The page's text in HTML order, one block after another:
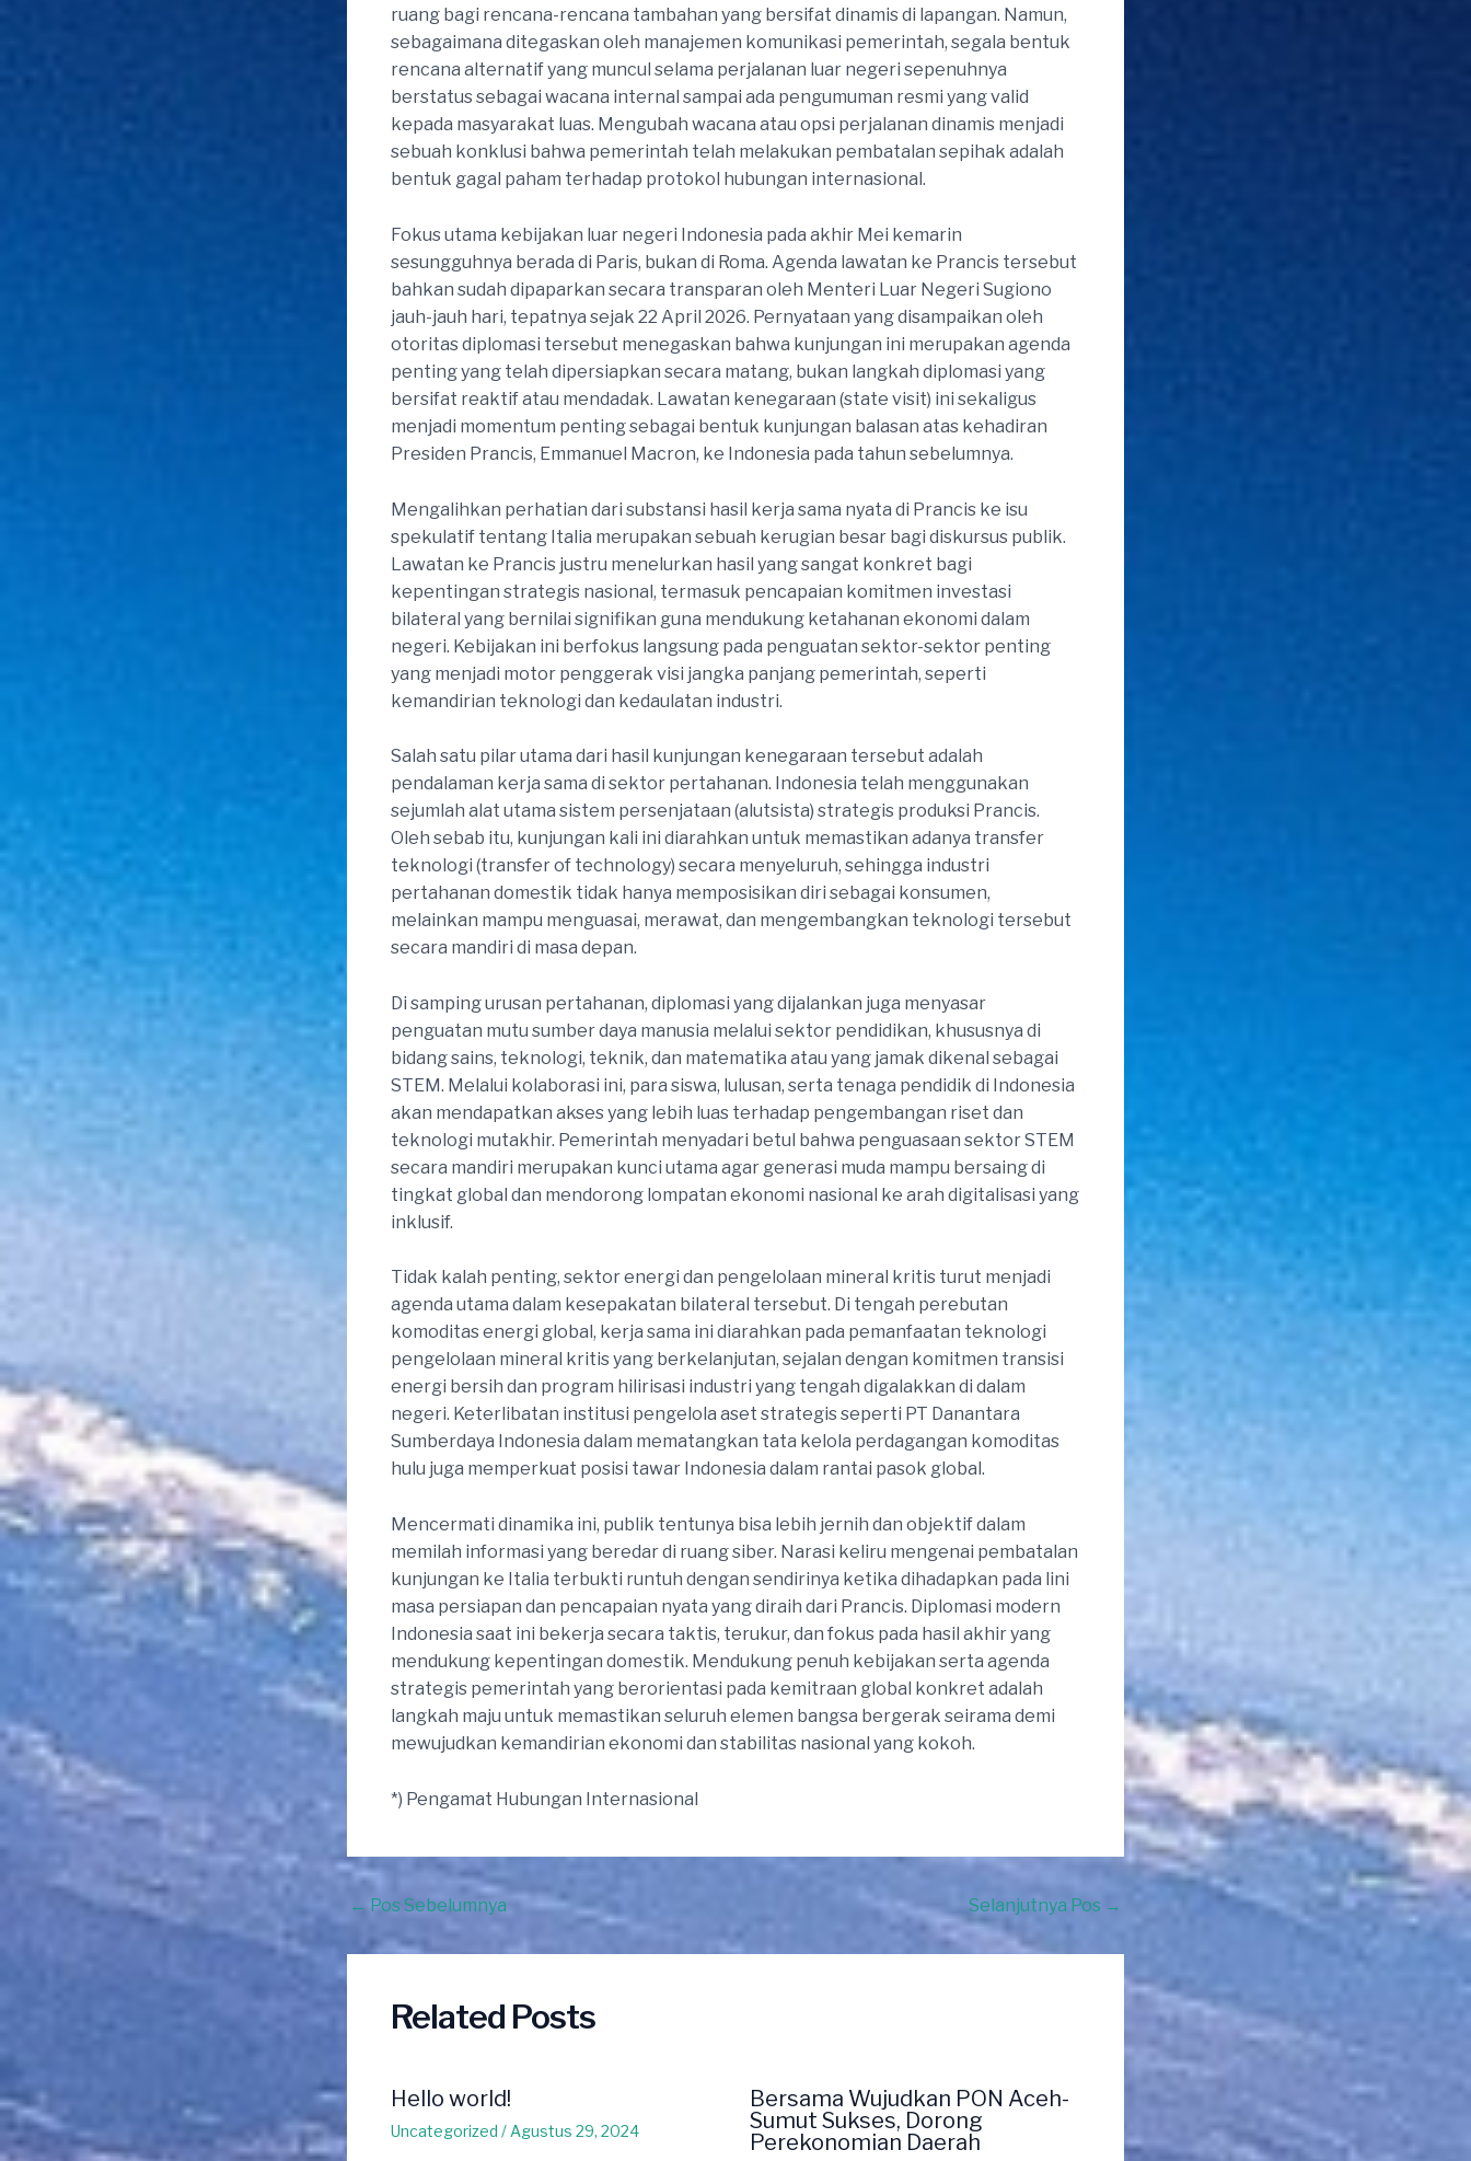
ruang bagi rencana-rencana tambahan yang bersifat dinamis di lapangan. Namun,
sebagaimana ditegaskan oleh manajemen komunikasi pemerintah, segala bentuk
rencana alternatif yang muncul selama perjalanan luar negeri sepenuhnya
berstatus sebagai wacana internal sampai ada pengumuman resmi yang valid
kepada masyarakat luas. Mengubah wacana atau opsi perjalanan dinamis menjadi
sebuah konklusi bahwa pemerintah telah melakukan pembatalan sepihak adalah
bentuk gagal paham terhadap protokol hubungan internasional.
Fokus utama kebijakan luar negeri Indonesia pada akhir Mei kemarin
sesungguhnya berada di Paris, bukan di Roma. Agenda lawatan ke Prancis tersebut
bahkan sudah dipaparkan secara transparan oleh Menteri Luar Negeri Sugiono
jauh-jauh hari, tepatnya sejak 22 April 2026. Pernyataan yang disampaikan oleh
otoritas diplomasi tersebut menegaskan bahwa kunjungan ini merupakan agenda
penting yang telah dipersiapkan secara matang, bukan langkah diplomasi yang
bersifat reaktif atau mendadak. Lawatan kenegaraan (state visit) ini sekaligus
menjadi momentum penting sebagai bentuk kunjungan balasan atas kehadiran
Presiden Prancis, Emmanuel Macron, ke Indonesia pada tahun sebelumnya.
Mengalihkan perhatian dari substansi hasil kerja sama nyata di Prancis ke isu
spekulatif tentang Italia merupakan sebuah kerugian besar bagi diskursus publik.
Lawatan ke Prancis justru menelurkan hasil yang sangat konkret bagi
kepentingan strategis nasional, termasuk pencapaian komitmen investasi
bilateral yang bernilai signifikan guna mendukung ketahanan ekonomi dalam
negeri. Kebijakan ini berfokus langsung pada penguatan sektor-sektor penting
yang menjadi motor penggerak visi jangka panjang pemerintah, seperti
kemandirian teknologi dan kedaulatan industri.
Salah satu pilar utama dari hasil kunjungan kenegaraan tersebut adalah
pendalaman kerja sama di sektor pertahanan. Indonesia telah menggunakan
sejumlah alat utama sistem persenjataan (alutsista) strategis produksi Prancis.
Oleh sebab itu, kunjungan kali ini diarahkan untuk memastikan adanya transfer
teknologi (transfer of technology) secara menyeluruh, sehingga industri
pertahanan domestik tidak hanya memposisikan diri sebagai konsumen,
melainkan mampu menguasai, merawat, dan mengembangkan teknologi tersebut
secara mandiri di masa depan.
Di samping urusan pertahanan, diplomasi yang dijalankan juga menyasar
penguatan mutu sumber daya manusia melalui sektor pendidikan, khususnya di
bidang sains, teknologi, teknik, dan matematika atau yang jamak dikenal sebagai
STEM. Melalui kolaborasi ini, para siswa, lulusan, serta tenaga pendidik di Indonesia
akan mendapatkan akses yang lebih luas terhadap pengembangan riset dan
teknologi mutakhir. Pemerintah menyadari betul bahwa penguasaan sektor STEM
secara mandiri merupakan kunci utama agar generasi muda mampu bersaing di
tingkat global dan mendorong lompatan ekonomi nasional ke arah digitalisasi yang
inklusif.
Tidak kalah penting, sektor energi dan pengelolaan mineral kritis turut menjadi
agenda utama dalam kesepakatan bilateral tersebut. Di tengah perebutan
komoditas energi global, kerja sama ini diarahkan pada pemanfaatan teknologi
pengelolaan mineral kritis yang berkelanjutan, sejalan dengan komitmen transisi
energi bersih dan program hilirisasi industri yang tengah digalakkan di dalam
negeri. Keterlibatan institusi pengelola aset strategis seperti PT Danantara
Sumberdaya Indonesia dalam mematangkan tata kelola perdagangan komoditas
hulu juga memperkuat posisi tawar Indonesia dalam rantai pasok global.
Mencermati dinamika ini, publik tentunya bisa lebih jernih dan objektif dalam
memilah informasi yang beredar di ruang siber. Narasi keliru mengenai pembatalan
kunjungan ke Italia terbukti runtuh dengan sendirinya ketika dihadapkan pada lini
masa persiapan dan pencapaian nyata yang diraih dari Prancis. Diplomasi modern
Indonesia saat ini bekerja secara taktis, terukur, dan fokus pada hasil akhir yang
mendukung kepentingan domestik. Mendukung penuh kebijakan serta agenda
strategis pemerintah yang berorientasi pada kemitraan global konkret adalah
langkah maju untuk memastikan seluruh elemen bangsa bergerak seirama demi
mewujudkan kemandirian ekonomi dan stabilitas nasional yang kokoh.
*) Pengamat Hubungan Internasional
Post
← Pos Sebelumnya Selanjutnya Pos →
Related Posts
Hello world!
Uncategorized / Agustus 29, 2024
Bersama Wujudkan PON Aceh-
Sumut Sukses, Dorong
Perekonomian Daerah